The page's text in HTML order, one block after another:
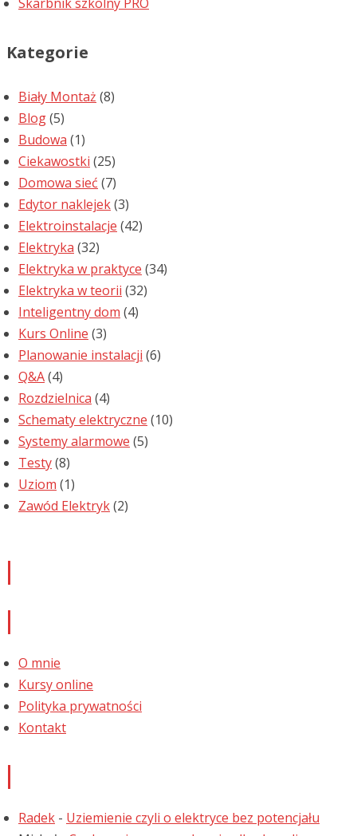
Kategorie
Biały Montaż (8)
Blog(5)
Budowa (1)
Ciekawostki (25)
Domowa sieć (7)
Edytor naklejek(3)
Elektroinstalacje (42)
Elektryka (32)
Elektryka w praktyce (34)
Elektryka w teorii (32)
Inteligentny dom (4)
Kurs Online (3)
Planowanie instalacji (6)
Q&A(4)
Rozdzielnica (4)
Schematy elektryczne (10)
Systemy alarmowe (5)
Testy(8)
Uziom (1)
Zawód Elektryk(2)
O mnie
Kursy online
Polityka prywatności
Kontakt
Radek - Uziemienie czyli o elektryce bez potencjału